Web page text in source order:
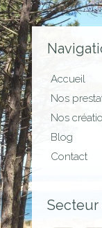
Accueil
Nos
Nos
Blog
Contact